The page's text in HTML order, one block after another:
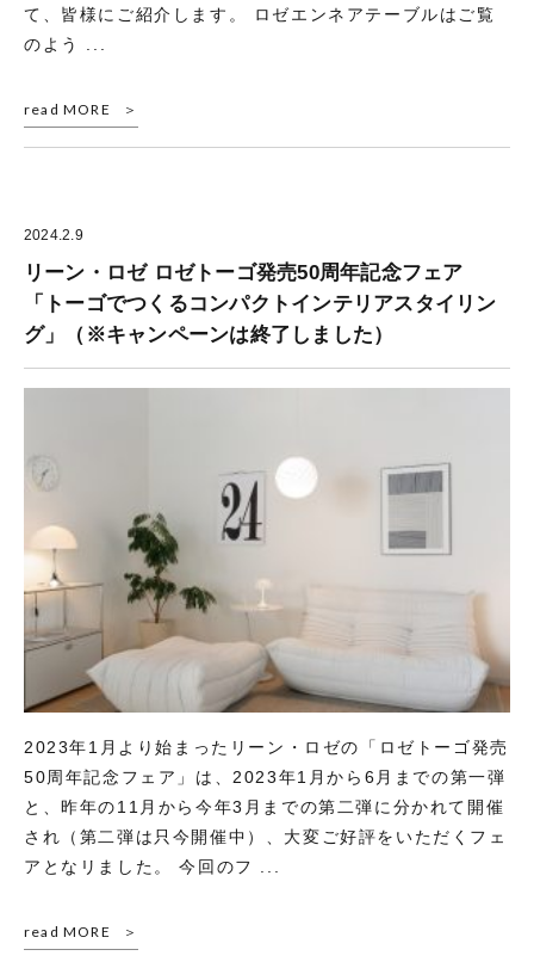
て、皆様にご紹介します。 ロゼエンネアテーブルはご覧
のよう ...
read MORE
2024.2.9
リーン・ロゼ ロゼトーゴ発売50周年記念フェア
「トーゴでつくるコンパクトインテリアスタイリン
グ」（※キャンペーンは終了しました）
2023年1月より始まったリーン・ロゼの「ロゼトーゴ発売
50周年記念フェア」は、2023年1月から6月までの第一弾
と、昨年の11月から今年3月までの第二弾に分かれて開催
され（第二弾は只今開催中）、大変ご好評をいただくフェ
アとなリました。 今回のフ ...
read MORE